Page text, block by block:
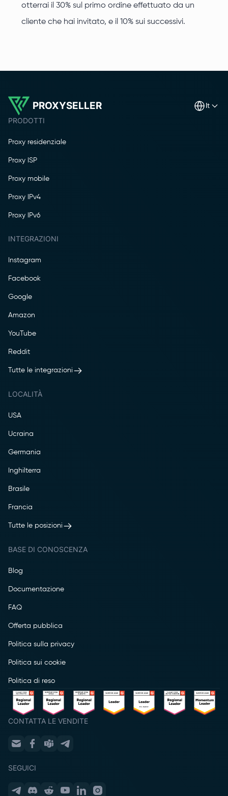
otterrai il 30% sul primo ordine effettuato da un
cliente che hai invitato, e il 10% sui successivi.
PROXYSELLER it
PRODOTTI
Proxy residenziale
Proxy ISP
Proxy mobile
Proxy IPv4
Proxy IPv6
INTEGRAZIONI
Instagram
Facebook
Google
Amazon
YouTube
Reddit
Tutte le integrazioni
LOCALITÀ
USA
Ucraina
Germania
Inghilterra
Brasile
Francia
Tutte le posizioni
BASE DI CONOSCENZA
Blog
Documentazione
FAQ
Offerta pubblica
Politica sulla privacy
Politica sui cookie
Politica di reso
CONTATTA LE VENDITE
SEGUICI